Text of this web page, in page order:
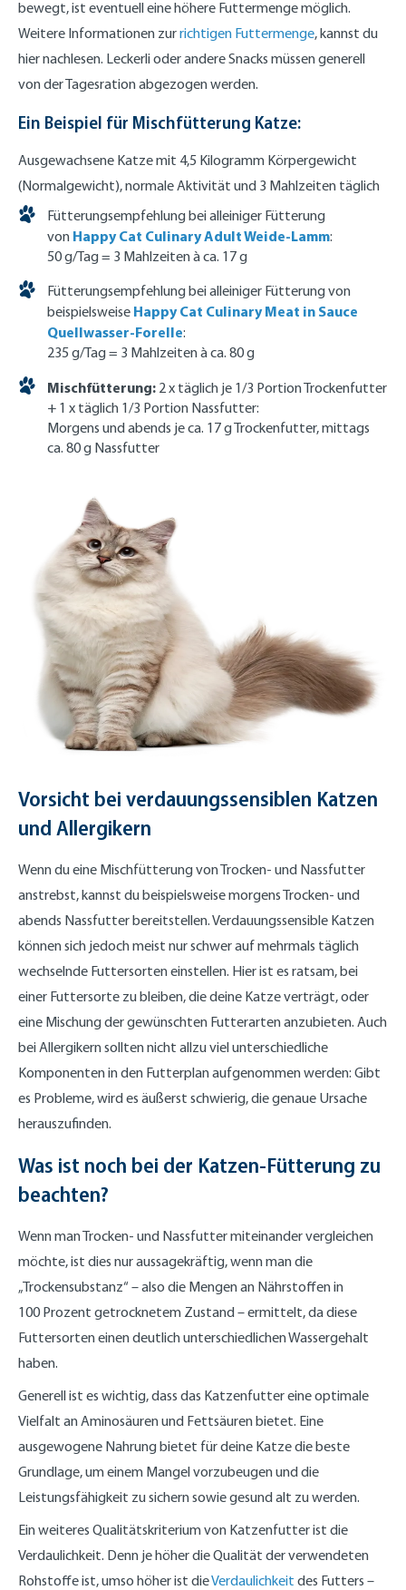
bewegt, ist eventuell eine höhere Futtermenge möglich.
Weitere Informationen zurrichtigen Futtermenge, kannst du
hier nachlesen. Leckerli oder andere Snacks müssen generell
von der Tagesration abgezogen werden.
Ein Beispiel für Mischfütterung Katze:
Ausgewachsene Katze mit 4,5 Kilogramm Körpergewicht
(Normalgewicht), normale Aktivität und 3 Mahlzeiten täglich
Fütterungsempfehlung bei alleiniger Fütterung
von Happy Cat Culinary Adult Weide-Lamm:
50 g/Tag = 3 Mahlzeiten à ca. 17 g
Fütterungsempfehlung bei alleiniger Fütterung von
beispielsweise Happy Cat Culinary Meat in Sauce
Quellwasser-Forelle:
235 g/Tag = 3 Mahlzeiten à ca. 80 g
Mischfütterung: 2 x täglich je 1/3 Portion Trockenfutter
+ 1 x täglich 1/3 Portion Nassfutter:
Morgens und abends je ca. 17 g Trockenfutter, mittags
ca. 80 g Nassfutter
Vorsicht bei verdauungssensiblen Katzen
und Allergikern
Wenn du eine Mischfütterung von Trocken- und Nassfutter
anstrebst, kannst du beispielsweise morgens Trocken- und
abends Nassfutter bereitstellen. Verdauungssensible Katzen
können sich jedoch meist nur schwer auf mehrmals täglich
wechselnde Futtersorten einstellen. Hier ist es ratsam, bei
einer Futtersorte zu bleiben, die deine Katze verträgt, oder
eine Mischung der gewünschten Futterarten anzubieten. Auch
bei Allergikern sollten nicht allzu viel unterschiedliche
Komponenten in den Futterplan aufgenommen werden: Gibt
es Probleme, wird es äußerst schwierig, die genaue Ursache
herauszufinden.
Was ist noch bei der Katzen-Fütterung zu
beachten?
Wenn man Trocken- und Nassfutter miteinander vergleichen
möchte, ist dies nur aussagekräftig, wenn man die
„Trockensubstanz“ – also die Mengen an Nährstoffen in
100 Prozent getrocknetem Zustand – ermittelt, da diese
Futtersorten einen deutlich unterschiedlichen Wassergehalt
haben.
Generell ist es wichtig, dass das Katzenfutter eine optimale
Vielfalt an Aminosäuren und Fettsäuren bietet. Eine
ausgewogene Nahrung bietet für deine Katze die beste
Grundlage, um einem Mangel vorzubeugen und die
Leistungsfähigkeit zu sichern sowie gesund alt zu werden.
Ein weiteres Qualitätskriterium von Katzenfutter ist die
Verdaulichkeit. Denn je höher die Qualität der verwendeten
Rohstoffe ist, umso höher ist dieVerdaulichkeit des Futters –